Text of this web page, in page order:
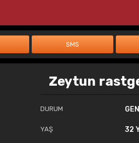
Zeytun
DURUM
YAŞ 32